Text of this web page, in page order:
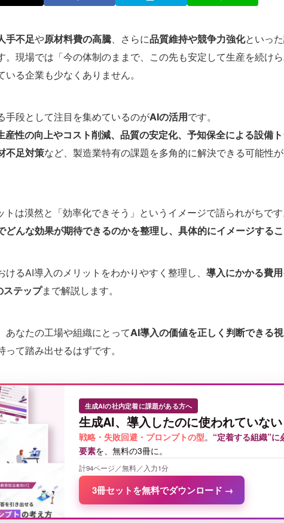
手不足や原材料費の高騰 、さらに品質維持や競争力強化といっ
。現場では「今の体制のままで、この先も安定して生産を続け
る企業も少なくありません。
手段として注目を集めているのがAIの活用です。
産性の向上やコスト削減、品質の安定化、予知保全による設備
不足対策など、製造業特有の課題を多角的に解決できる可能性が
トは漠然と「効率化できそう」というイメージで語られがちで
どんな効果が期待できるのかを整理し、具体的にイメージする
るAI導入のメリットをわかりやすく整理し、 導入にかかる費
ステップまで解説します。
あなたの工場や組織にとってAI導入の価値を正しく判断できる
て踏み出せるはずです。
生成AIの社内定着に課題がある方へ
生成AI、導入したのに使われていない
戦略・失敗回避・プロンプトの型。 “定着する組織”に
要素を、無料の3冊に。
計94ページ／無料／入力1分
3冊セットを無料でダウンロード →